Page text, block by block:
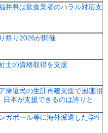
井県は飲食業者のハラル対応支
祭り2026が開催
士の資格取得を支援
帰還民の生計再建支援で国連開
本が支援できるのは誇りと
ガポール等に海外派遣した学生